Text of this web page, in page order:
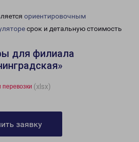
ориентировочным
срок и детальную стоимость
для филиала
(xlsx)
заявку